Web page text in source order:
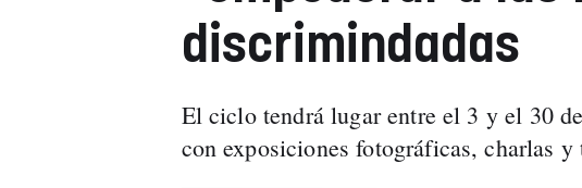
discrimindadas
El ciclo tendrá lugar entre el 3 y el 30
con exposiciones fotográficas, charlas